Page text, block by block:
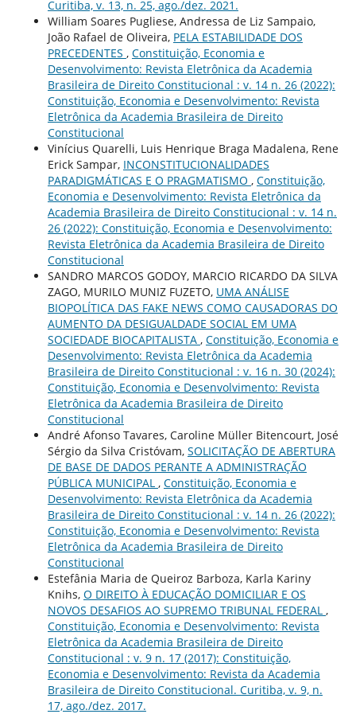
Curitiba, v. 13, n. 25, ago./dez. 2021.
William Soares Pugliese, Andressa de Liz Sampaio,
João Rafael de Oliveira, PELA ESTABILIDADE DOS
PRECEDENTES , Constituição, Economia e
Desenvolvimento: Revista Eletrônica da Academia
Brasileira de Direito Constitucional : v. 14 n. 26 (2022):
Constituição, Economia e Desenvolvimento: Revista
Eletrônica da Academia Brasileira de Direito
Constitucional
Vinícius Quarelli, Luis Henrique Braga Madalena, Rene
Erick Sampar, INCONSTITUCIONALIDADES
PARADIGMÁTICAS E O PRAGMATISMO , Constituição,
Economia e Desenvolvimento: Revista Eletrônica da
Academia Brasileira de Direito Constitucional : v. 14 n.
26 (2022): Constituição, Economia e Desenvolvimento:
Revista Eletrônica da Academia Brasileira de Direito
Constitucional
SANDRO MARCOS GODOY, MARCIO RICARDO DA SILVA
ZAGO, MURILO MUNIZ FUZETO, UMA ANÁLISE
BIOPOLÍTICA DAS FAKE NEWS COMO CAUSADORAS DO
AUMENTO DA DESIGUALDADE SOCIAL EM UMA
SOCIEDADE BIOCAPITALISTA , Constituição, Economia e
Desenvolvimento: Revista Eletrônica da Academia
Brasileira de Direito Constitucional : v. 16 n. 30 (2024):
Constituição, Economia e Desenvolvimento: Revista
Eletrônica da Academia Brasileira de Direito
Constitucional
André Afonso Tavares, Caroline Müller Bitencourt, José
Sérgio da Silva Cristóvam, SOLICITAÇÃO DE ABERTURA
DE BASE DE DADOS PERANTE A ADMINISTRAÇÃO
PÚBLICA MUNICIPAL , Constituição, Economia e
Desenvolvimento: Revista Eletrônica da Academia
Brasileira de Direito Constitucional : v. 14 n. 26 (2022):
Constituição, Economia e Desenvolvimento: Revista
Eletrônica da Academia Brasileira de Direito
Constitucional
Estefânia Maria de Queiroz Barboza, Karla Kariny
Knihs, O DIREITO À EDUCAÇÃO DOMICILIAR E OS
NOVOS DESAFIOS AO SUPREMO TRIBUNAL FEDERAL ,
Constituição, Economia e Desenvolvimento: Revista
Eletrônica da Academia Brasileira de Direito
Constitucional : v. 9 n. 17 (2017): Constituição,
Economia e Desenvolvimento: Revista da Academia
Brasileira de Direito Constitucional. Curitiba, v. 9, n.
17, ago./dez. 2017.